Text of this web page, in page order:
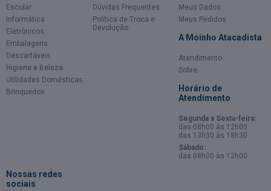
Escolar
Informática
Eletrônicos
Embalagens
Descartáveis
Higiene e Beleza
Utilidades Domésticas
Brinquedos
Dúvidas Frequentes
Política de Troca e
Devolução
Meus Dados
Meus Pedidos
A Moinho Atacadista
Atendimento
Sobre
Horário de
Atendimento
Segunda a Sexta-feira:
das 08h00 às 12h00
das 13h30 às 18h30
Sábado:
das 08h00 às 12h00
Nossas redes
sociais